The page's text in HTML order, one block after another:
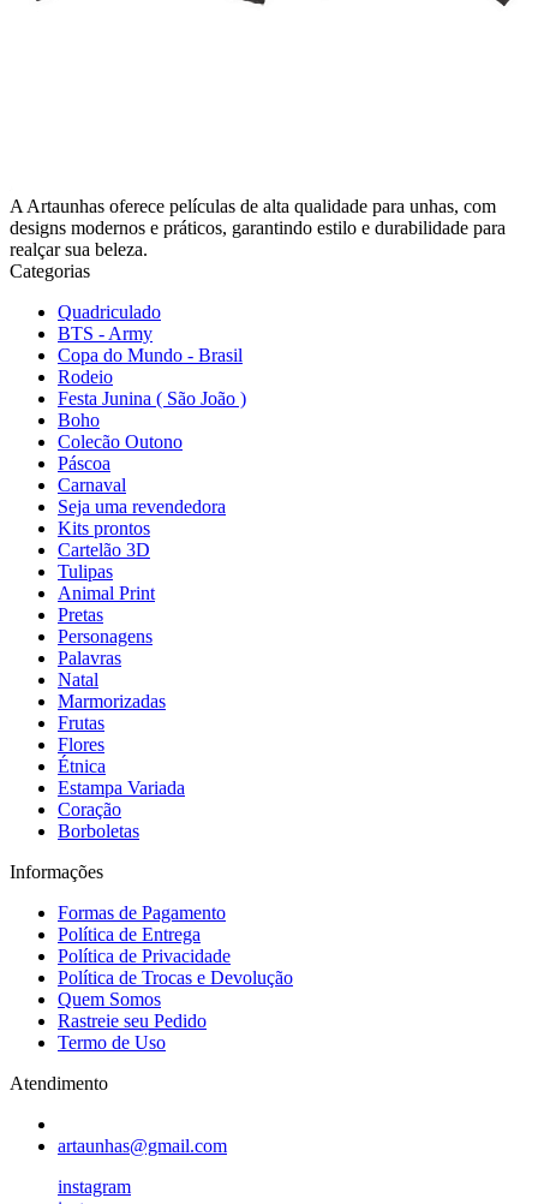
A Artaunhas oferece películas de alta qualidade para unhas, com
designs modernos e práticos, garantindo estilo e durabilidade para
realçar sua beleza.
Categorias
Quadriculado
BTS - Army
Copa do Mundo - Brasil
Rodeio
Festa Junina ( São João )
Boho
Colecão Outono
Páscoa
Carnaval
Seja uma revendedora
Kits prontos
Cartelão 3D
Tulipas
Animal Print
Pretas
Personagens
Palavras
Natal
Marmorizadas
Frutas
Flores
Étnica
Estampa Variada
Coração
Borboletas
Informações
Formas de Pagamento
Política de Entrega
Política de Privacidade
Política de Trocas e Devolução
Quem Somos
Rastreie seu Pedido
Termo de Uso
Atendimento
artaunhas@gmail.com
instagram